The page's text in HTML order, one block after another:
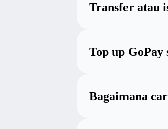
Transfer atau
Top up GoPay
Bagaimana